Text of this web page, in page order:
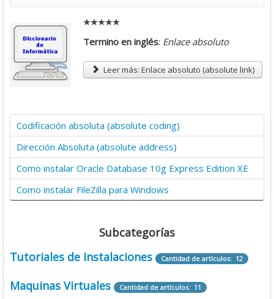
Termino en inglés: Enlace absoluto
Leer más: Enlace absoluto (absolute link)
Codificación absoluta (absolute coding)
Dirección Absoluta (absolute address)
Como instalar Oracle Database 10g Express Edition XE
Como instalar FileZilla para Windows
Subcategorías
Tutoriales de Instalaciones
Cantidad de artículos: 12
Maquinas Virtuales Cantidad de artículos: 11